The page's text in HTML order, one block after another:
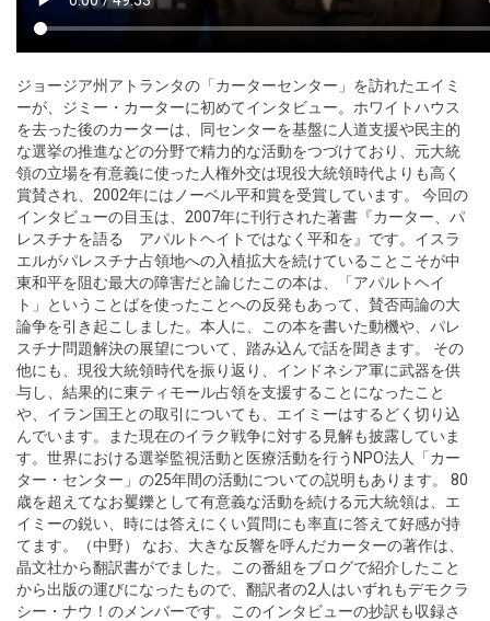
ジョージア州アトランタの「カーターセンター」を訪れたエイミ
ーが、ジミー・カーターに初めてインタビュー。ホワイトハウス
を去った後のカーターは、同センターを基盤に人道支援や民主的
な選挙の推進などの分野で精力的な活動をつづけており、元大統
領の立場を有意義に使った人権外交は現役大統領時代よりも高く
賞賛され、2002年にはノーベル平和賞を受賞しています。 今回の
インタビューの目玉は、2007年に刊行された著書『カーター、パ
レスチナを語る アパルトヘイトではなく平和を』です。イスラ
エルがパレスチナ占領地への入植拡大を続けていることこそが中
東和平を阻む最大の障害だと論じたこの本は、「アパルトヘイ
ト」ということばを使ったことへの反発もあって、賛否両論の大
論争を引き起こしました。本人に、この本を書いた動機や、パレ
スチナ問題解決の展望について、踏み込んで話を聞きます。 その
他にも、現役大統領時代を振り返り、インドネシア軍に武器を供
与し、結果的に東ティモール占領を支援することになったこと
や、イラン国王との取引についても、エイミーはするどく切り込
んでいます。また現在のイラク戦争に対する見解も披露していま
す。世界における選挙監視活動と医療活動を行うNPO法人「カー
ター・センター」の25年間の活動についての説明もあります。 80
歳を超えてなお矍鑠として有意義な活動を続ける元大統領は、エ
イミーの鋭い、時には答えにくい質問にも率直に答えて好感が持
てます。（中野） なお、大きな反響を呼んだカーターの著作は、
晶文社から翻訳書がでました。この番組をブログで紹介したこと
から出版の運びになったもので、翻訳者の2人はいずれもデモクラ
シー・ナウ！のメンバーです。このインタビューの抄訳も収録さ